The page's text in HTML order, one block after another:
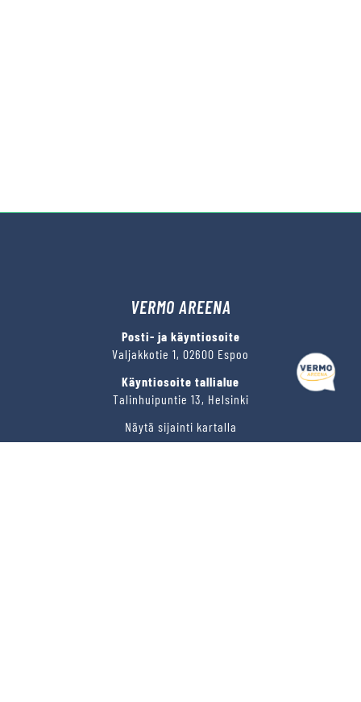
VERMO AREENA
Posti- ja käyntiosoite
Valjakkotie 1, 02600 Espoo
Käyntiosoite tallialue
Talinhuipuntie 13, Helsinki
Näytä sijainti kartalla